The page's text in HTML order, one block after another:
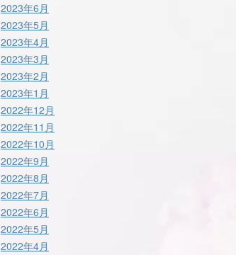
2023年6月
2023年5月
2023年4月
2023年3月
2023年2月
2023年1月
2022年12月
2022年11月
2022年10月
2022年9月
2022年8月
2022年7月
2022年6月
2022年5月
2022年4月